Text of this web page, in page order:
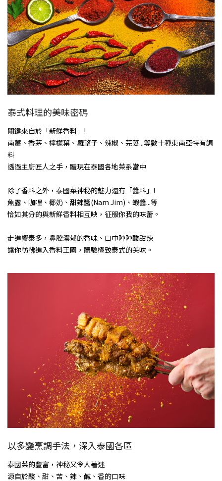
泰式料理的美味密碼
關鍵來自於「新鮮香料」!
南薑、香茅、檸檬葉、羅望子、辣椒、芫荽...等數十種東南亞特有調
料
透過主廚匠人之手，體現在泰國各地菜系當中
除了香料之外，泰國菜神秘的魅力還有「醬料」!
魚露、咖哩、椰奶、甜辣醬(Nam Jim)、蝦醬...等
恰如其分的與新鮮香料相互映，征服你我的味蕾。
走進饗泰多，鼻腔濃郁的香味、口中陣陣酸甜辣
讓你彷彿進入香料王國，體驗極致泰式的美味。
以多變烹調手法，深入泰國各區
泰國菜的豐富，神秘又令人著迷
源自於酸、甜、苦、辣、鹹、香的口味